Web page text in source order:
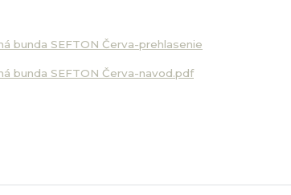
bunda SEFTON Červa-prehlasenie
bunda SEFTON Červa-navod.pdf